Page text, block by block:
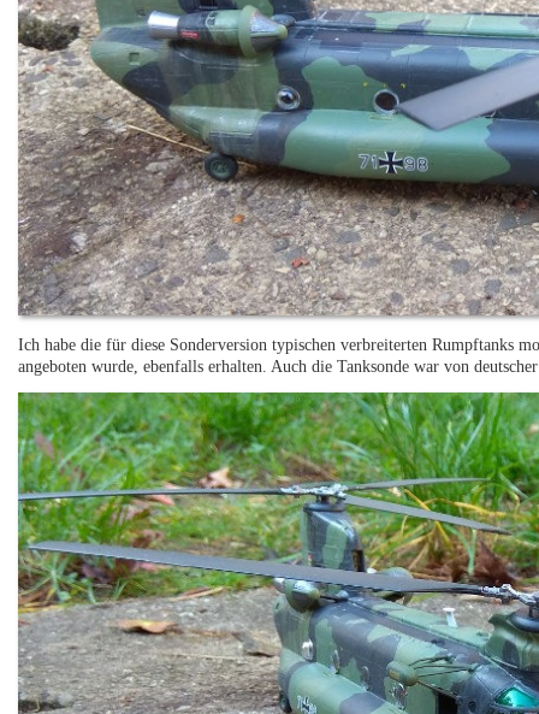
Ich habe die für diese Sonderversion typischen verbreiterten Rumpftanks
angeboten wurde, ebenfalls erhalten. Auch die Tanksonde war von